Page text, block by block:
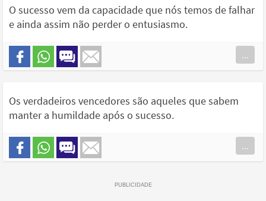
O sucesso vem da capacidade que nós temos de falhar
e ainda assim não perder o entusiasmo.
...
Os verdadeiros vencedores são aqueles que sabem
manter a humildade após o sucesso.
...